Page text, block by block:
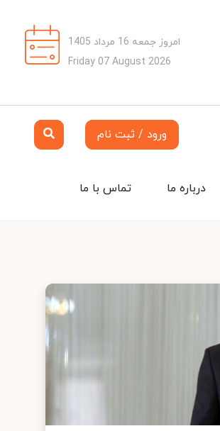
امروز جمعه 16 مرداد 1405
Friday 07 August 2026
ورود / ثبت نام
تماس با ما درباره ما